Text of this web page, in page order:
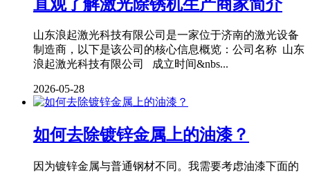
直观了解激光除锈机生产商家简介
山东浪起激光科技有限公司是一家位于济南的激光设备
制造商，以下是该公司的核心信息概览：公司名称 山东
浪起激光科技有限公司 成立时间&nbs...
2026-05-28
如何去除镀锌金属上的油漆？
因为镀锌金属与普通钢材不同。我需要考虑油漆下面的